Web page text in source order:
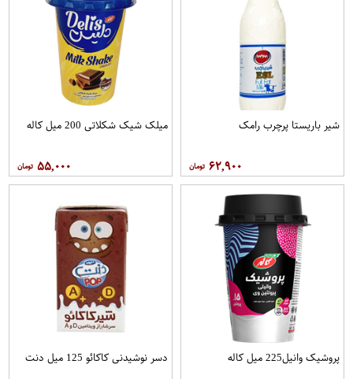
شیر باریستا پرچرب رامک
۶۲,۹۰۰
میلک شیک شکلاتی 200 میل کاله
۵۵,۰۰۰
پروشیک وانیل225 میل کاله دسر نوشیدنی کاکائو 125 میل دنت